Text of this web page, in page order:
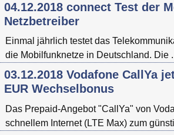
04.12.2018 connect Test der
Netzbetreiber
Einmal jährlich testet das
die Mobilfunknetze in Deutschland. Die
03.12.2018 Vodafone CallYa
EUR Wechselbonus
Das Prepaid-Angebot "CallYa" von
schnellem Internet (LTE Max) zum